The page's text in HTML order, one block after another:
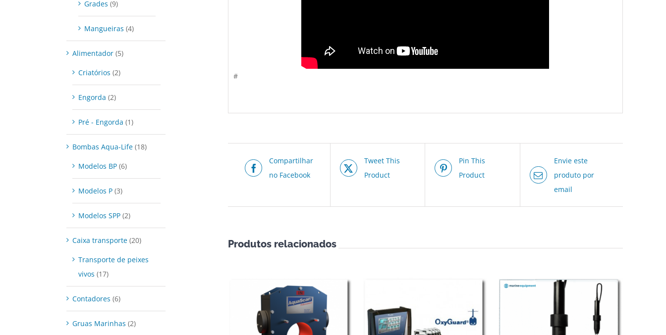
#
Compartilhar
no Facebook
Tweet This
Product
Pin This
Product
Envie este
produto por
email
Produtos relacionados
DETALHES DETALHES
Grades (9)
Mangueiras (4)
Alimentador (5)
Criatórios (2)
Engorda (2)
Pré - Engorda (1)
Bombas Aqua-Life (18)
Modelos BP (6)
Modelos P (3)
Modelos SPP (2)
Caixa transporte (20)
Transporte de peixes
vivos (17)
Contadores (6)
Gruas Marinhas (2)